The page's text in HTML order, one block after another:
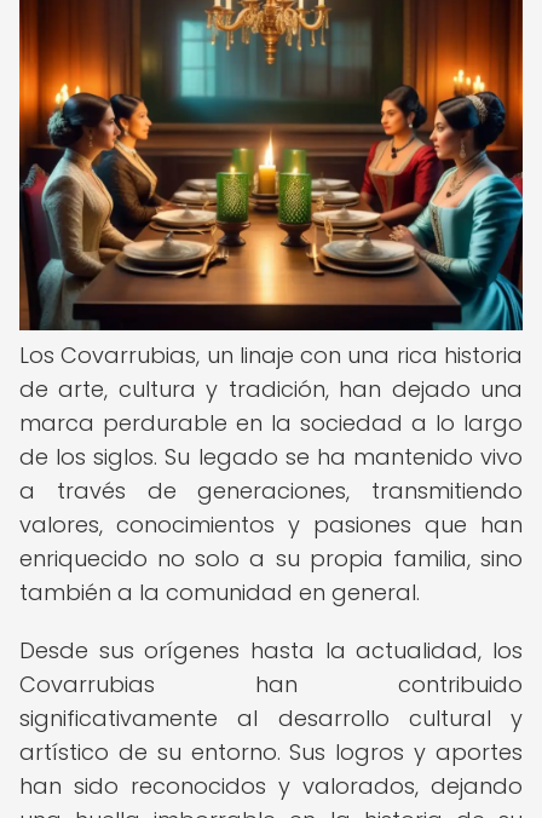
Los Covarrubias, un linaje con una rica historia
de arte, cultura y tradición, han dejado una
marca perdurable en la sociedad a lo largo
de los siglos. Su legado se ha mantenido vivo
a través de generaciones, transmitiendo
valores, conocimientos y pasiones que han
enriquecido no solo a su propia familia, sino
también a la comunidad en general.
Desde sus orígenes hasta la actualidad, los
Covarrubias han contribuido
significativamente al desarrollo cultural y
artístico de su entorno. Sus logros y aportes
han sido reconocidos y valorados, dejando